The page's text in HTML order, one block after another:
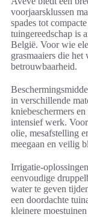
voorjaarsklussen
spades tot
tuingereedschap is
België. Voor wie
grasmaaiers die
betrouwbaarheid.
in verschillende
kniebeschermers
intensief werk.
olie, mesafstelling
meegaan en veilig
Irrigatie-
eenvoudige
water te geven
een doordachte
kleinere